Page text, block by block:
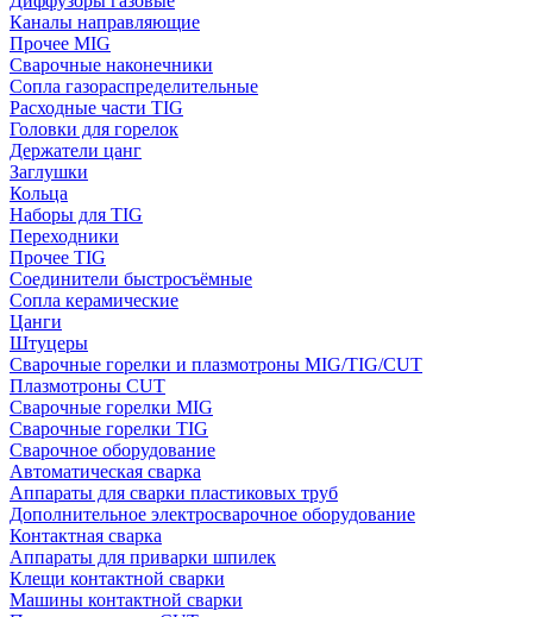
Каналы направляющие
Прочее MIG
Сварочные наконечники
Сопла газораспределительные
Расходные части TIG
Головки для горелок
Держатели цанг
Заглушки
Кольца
Наборы для TIG
Переходники
Прочее TIG
Соединители быстросъёмные
Сопла керамические
Цанги
Штуцеры
Сварочные горелки и плазмотроны MIG/TIG/CUT
Плазмотроны CUT
Сварочные горелки MIG
Сварочные горелки TIG
Сварочное оборудование
Автоматическая сварка
Аппараты для сварки пластиковых труб
Дополнительное электросварочное оборудование
Контактная сварка
Аппараты для приварки шпилек
Клещи контактной сварки
Машины контактной сварки